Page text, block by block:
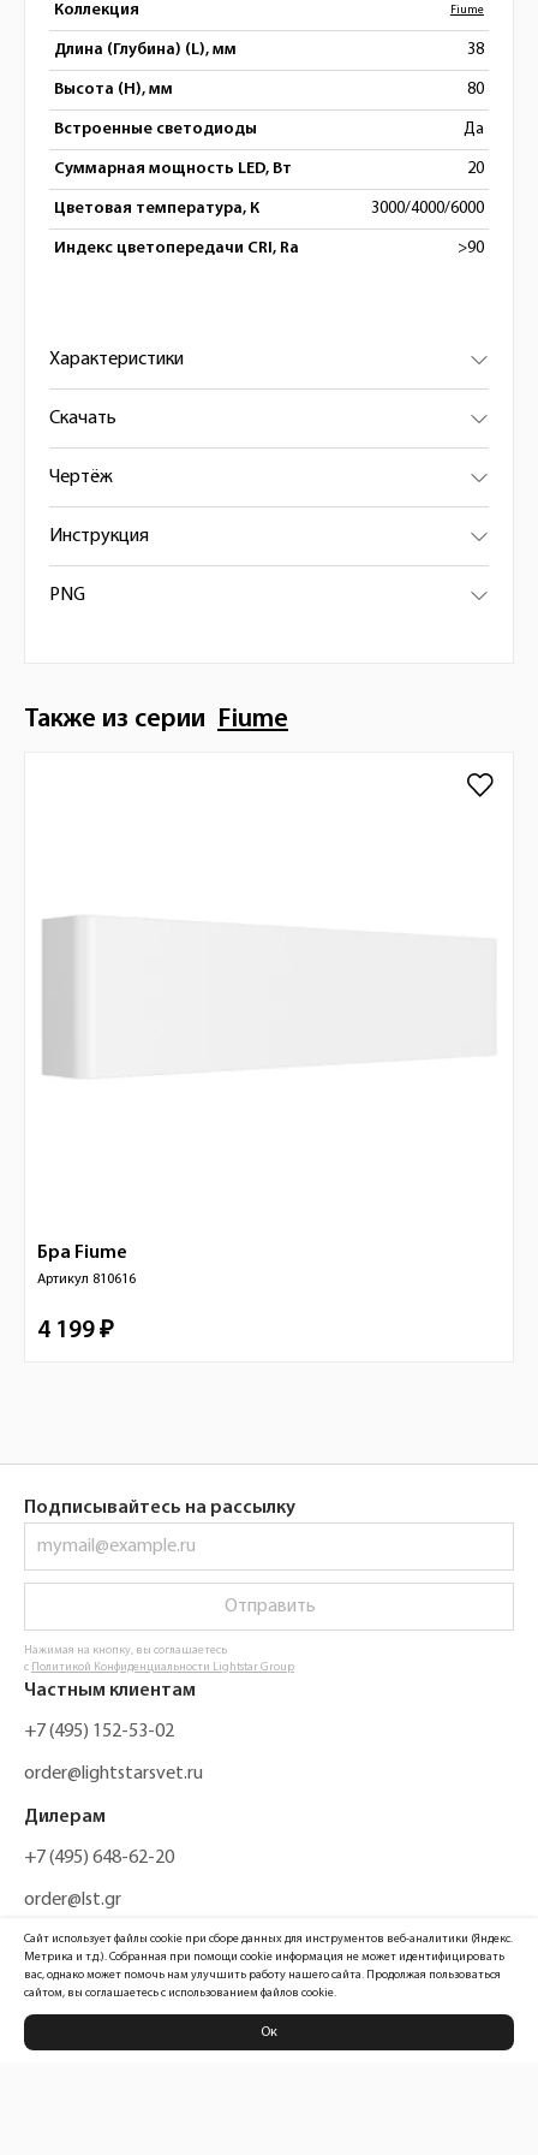
Коллекция Fiume
Длина (Глубина) (L), мм 38
Высота (H), мм 80
Встроенные светодиоды Да
Суммарная мощность LED, Вт 20
Цветовая температура, К 3000/4000/6000
Индекс цветопередачи CRI, Ra >90
Характеристики
Скачать
Чертёж
Инструкция
PNG
Также из серии Fiume
Бра Fiume
Артикул 810616
4 199 ₽
Подписывайтесь на рассылку
Отправить
Нажимая на кнопку, вы соглашаетесь
с Политикой Конфиденциальности Lightstar Group
Частным клиентам
+7 (495) 152-53-02
order@lightstarsvet.ru
Дилерам
+7 (495) 648-62-20
order@lst.gr
Политика конфиденциальности
Сайт использует файлы cookie при сборе данных для инструментов веб-аналитики (Яндекс.
Метрика и т.д.). Собранная при помощи cookie информация не может идентифицировать
вас, однако может помочь нам улучшить работу нашего сайта. Продолжая пользоваться
сайтом, вы соглашаетесь с использованием файлов cookie.
Ок